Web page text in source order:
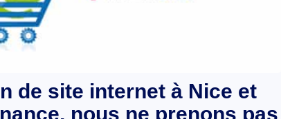
de site internet à Nice et
, nous ne prenons pas